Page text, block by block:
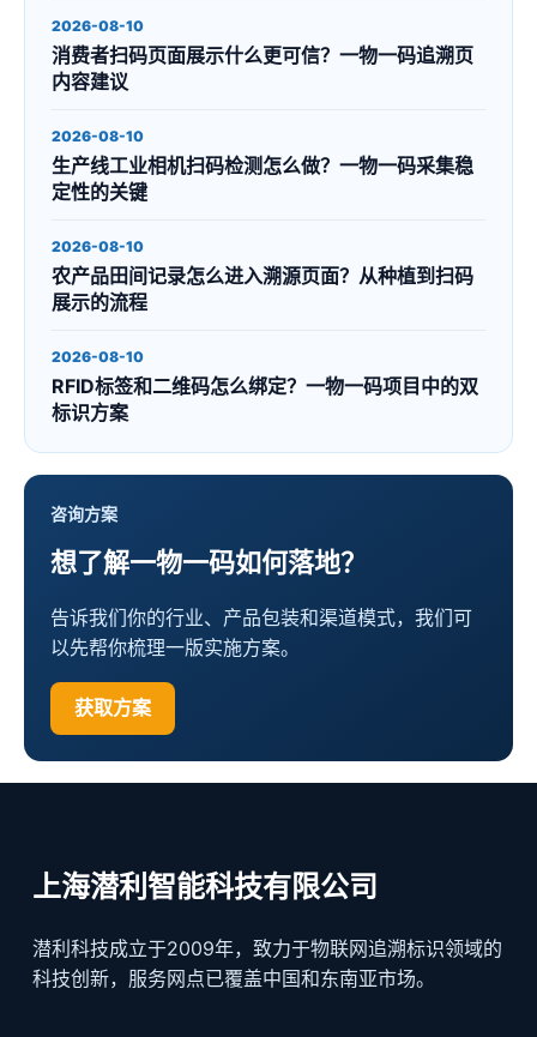
2026-08-10
消费者扫码页面展示什么更可信？一物一码追溯页
内容建议
2026-08-10
生产线工业相机扫码检测怎么做？一物一码采集稳
定性的关键
2026-08-10
农产品田间记录怎么进入溯源页面？从种植到扫码
展示的流程
2026-08-10
RFID标签和二维码怎么绑定？一物一码项目中的双
标识方案
咨询方案
想了解一物一码如何落地？
告诉我们你的行业、产品包装和渠道模式，我们可
以先帮你梳理一版实施方案。
获取方案
上海潜利智能科技有限公司
潜利科技成立于2009年，致力于物联网追溯标识领域的
科技创新，服务网点已覆盖中国和东南亚市场。